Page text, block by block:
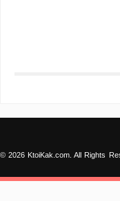
© 2026 KtoiKak.com. All Rights